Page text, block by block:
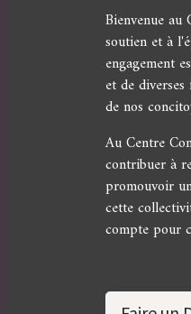
Bienvenue
soutien et à
engagement
et de
de nos
Au Centre
contribuer à
promouvoir
cette
compte pour